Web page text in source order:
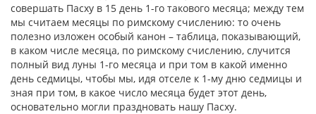
совершать Пасху в 15 день 1-го такового месяца; между тем
мы считаем месяцы по римскому счислению: то очень
полезно изложен особый канон – таблица, показывающий,
в каком числе месяца, по римскому счислению, случится
полный вид луны 1-го месяца и при том в какой именно
день седмицы, чтобы мы, идя отселе к 1-му дню седмицы и
зная при том, в какое число месяца будет этот день,
основательно могли праздновать нашу Пасху.